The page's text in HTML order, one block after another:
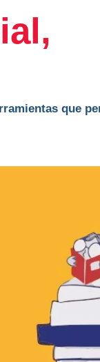
que